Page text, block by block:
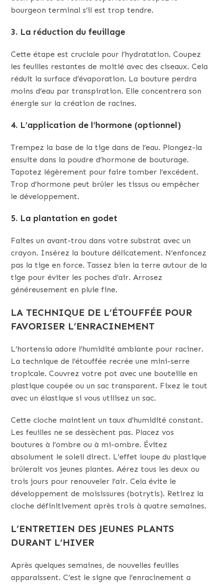
bourgeon terminal s’il est trop tendre.
3. La réduction du feuillage
Cette étape est cruciale pour l’hydratation. Coupez
les feuilles restantes de moitié avec des ciseaux. Cela
réduit la surface d’évaporation. La bouture perdra
moins d’eau par transpiration. Elle concentrera son
énergie sur la création de racines.
4. L’application de l’hormone (optionnel)
Trempez la base de la tige dans de l’eau. Plongez-la
ensuite dans la poudre d’hormone de bouturage.
Tapotez légèrement pour faire tomber l’excédent.
Trop d’hormone peut brûler les tissus ou empêcher
le développement.
5. La plantation en godet
Faites un avant-trou dans votre substrat avec un
crayon. Insérez la bouture délicatement. N’enfoncez
pas la tige en force. Tassez bien la terre autour de la
tige pour éviter les poches d’air. Arrosez
généreusement en pluie fine.
LA TECHNIQUE DE L’ÉTOUFFÉE POUR
FAVORISER L’ENRACINEMENT
L’hortensia adore l’humidité ambiante pour raciner.
La technique de l’étouffée recrée une mini-serre
tropicale. Couvrez votre pot avec une bouteille en
plastique coupée ou un sac transparent. Fixez le tout
avec un élastique si vous utilisez un sac.
Cette cloche maintient un taux d’humidité constant.
Les feuilles ne se dessèchent pas. Placez vos
boutures à l’ombre ou à mi-ombre. Évitez
absolument le soleil direct. L’effet loupe du plastique
brûlerait vos jeunes plantes. Aérez tous les deux ou
trois jours pour renouveler l’air. Cela évite le
développement de moisissures (botrytis). Retirez la
cloche définitivement après trois à quatre semaines.
L’ENTRETIEN DES JEUNES PLANTS
DURANT L’HIVER
Après quelques semaines, de nouvelles feuilles
apparaissent. C’est le signe que l’enracinement a